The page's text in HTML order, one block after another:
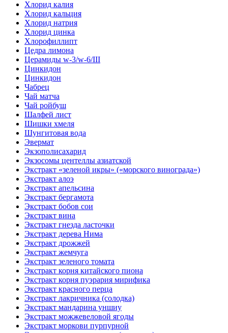
Хлорид калия
Хлорид кальция
Хлорид натрия
Хлорид цинка
Хлорофиллипт
Цедра лимона
Церамиды w-3/w-6/III
Цинкидон
Цинкидон
Чабрец
Чай матча
Чай ройбуш
Шалфей лист
Шишки хмеля
Шунгитовая вода
Эвермат
Экзополисахарид
Экзосомы центеллы азиатской
Экстракт «зеленой икры» («морского винограда»)
Экстракт алоэ
Экстракт апельсина
Экстракт бергамота
Экстракт бобов сои
Экстракт вина
Экстракт гнезда ласточки
Экстракт дерева Нима
Экстракт дрожжей
Экстракт жемчуга
Экстракт зеленого томата
Экстракт корня китайского пиона
Экстракт корня пуэрария мирифика
Экстракт красного перца
Экстракт лакричника (солодка)
Экстракт мандарина уншиу
Экстракт можжевеловой ягоды
Экстракт моркови пурпурной